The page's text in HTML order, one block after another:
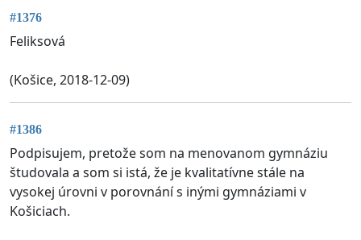
#1376
Feliksová
(Košice, 2018-12-09)
#1386
Podpisujem, pretože som na menovanom gymnáziu
študovala a som si istá, že je kvalitatívne stále na
vysokej úrovni v porovnání s inými gymnáziami v
Košiciach.